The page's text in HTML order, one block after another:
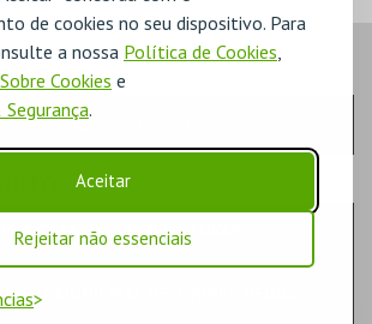
de cookies no seu dispositivo. Para
a nossa Política de Cookies,
Cookies e
.
Aceitar
Rejeitar não essenciais
e os produtos desejados
A CASA DE TORRES VEDRAS
MUNICIPAL DE TORRES VEDRAS